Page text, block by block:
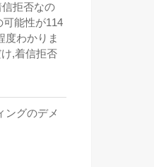
拒否なの
可能性が114
度わかりま
,着信拒否
ングのデメ